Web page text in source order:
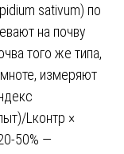
sativum) по
на почву
того же типа,
измеряют
Lконтр ×
50% —